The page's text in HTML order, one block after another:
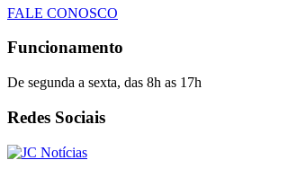
FALE CONOSCO
Funcionamento
De segunda a sexta, das 8h as 17h
Redes Sociais